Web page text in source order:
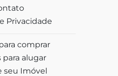
Privacidade
comprar
para alugar
seu Imóvel